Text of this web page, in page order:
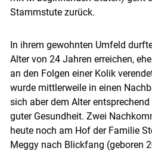
Stammstute zurück.
In ihrem gewohnten Umfeld
Alter von 24 Jahren erreichen,
an den Folgen einer Kolik
wurde mittlerweile in einen
sich aber dem Alter
guter Gesundheit. Zwei
heute noch am Hof der Familie
Meggy nach Blickfang (geboren